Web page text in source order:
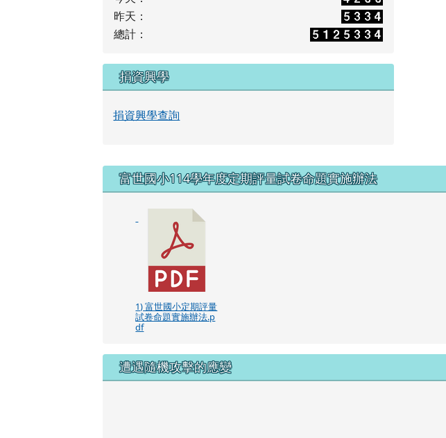
昨天：
總計：
捐資興學
捐資興學查詢
右邊區域內容
富世國小114學年度定期評量試卷命題實施辦法
1) 富世國小定期評量
試卷命題實施辦法.p
df
遭遇隨機攻擊的應變